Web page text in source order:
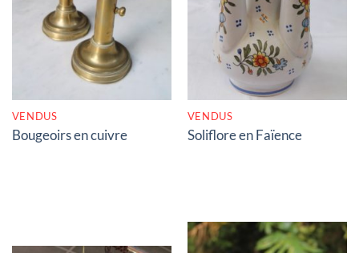
RUPTURE DE STOCK
VENDUS
Bougeoirs en cuivre
RUPTURE DE STOCK
VENDUS
Soliflore en Faïence